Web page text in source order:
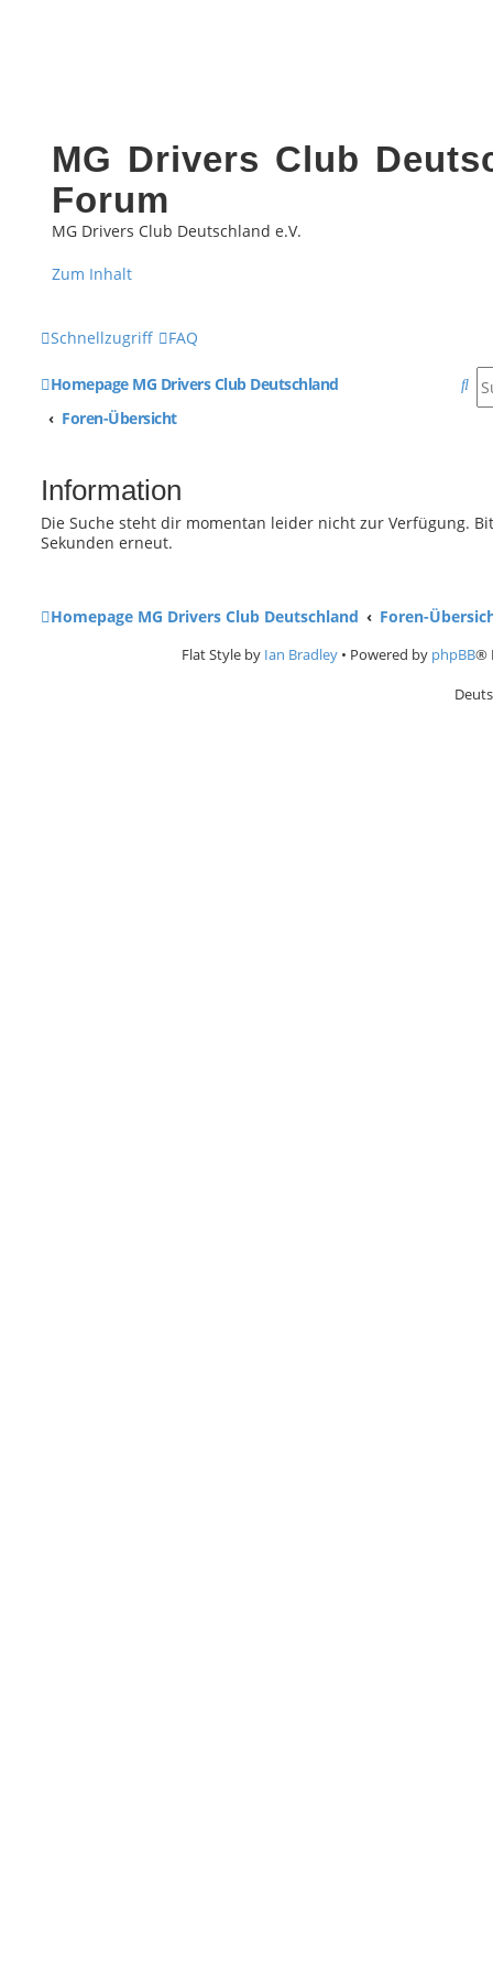
MG Drivers Club
Forum
MG Drivers Club Deutschland e.V.
Zum Inhalt
Schnellzugriff FAQ
Homepage MG Drivers Club Deutschland
Foren-Übersicht
S
e
Information
Die Suche steht dir momentan leider nicht zur Verfügung.
Sekunden erneut.
Homepage MG Drivers Club Deutschland Foren-
Flat Style by Ian Bradley • Powered by phpBB®